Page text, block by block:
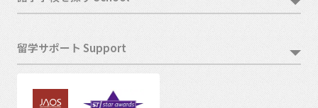
留学サポート Support